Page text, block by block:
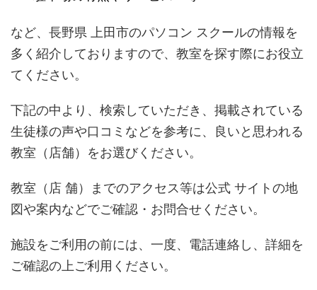
など、長野県 上田市のパソコン スクールの情報を
多く紹介しておりますので、教室を探す際にお役立
てください。
下記の中より、検索していただき、掲載されている
生徒様の声や口コミなどを参考に、良いと思われる
教室（店舗）をお選びください。
教室（店 舗）までのアクセス等は公式 サイトの地
図や案内などでご確認・お問合せください。
施設をご利用の前には、一度、電話連絡し、詳細を
ご確認の上ご利用ください。